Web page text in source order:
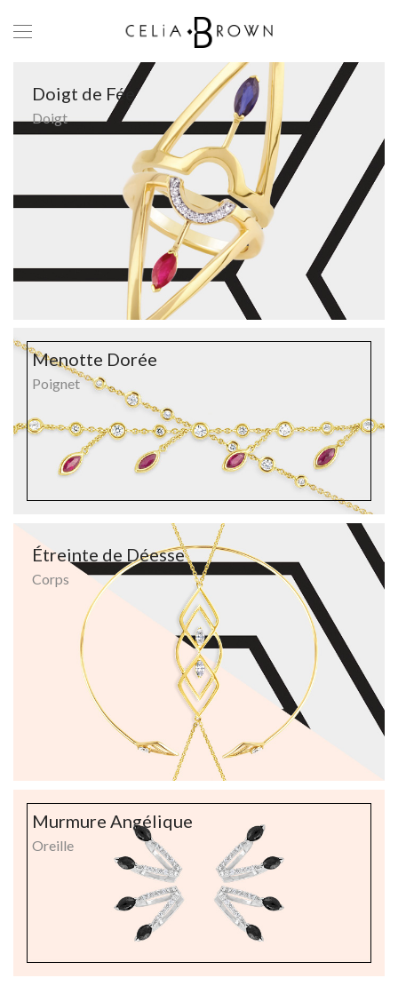
Doigt de Fée
Doigt
Menotte Dorée
Poignet
Étreinte de Déesse
Corps
Murmure Angélique
Oreille